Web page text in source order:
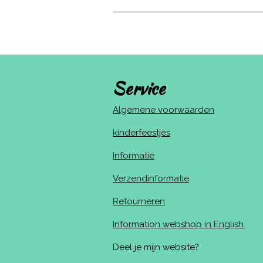
Service
Algemene voorwaarden
kinderfeestjes
Informatie
Verzendinformatie
Retourneren
Information webshop in English.
Deel je mijn website?